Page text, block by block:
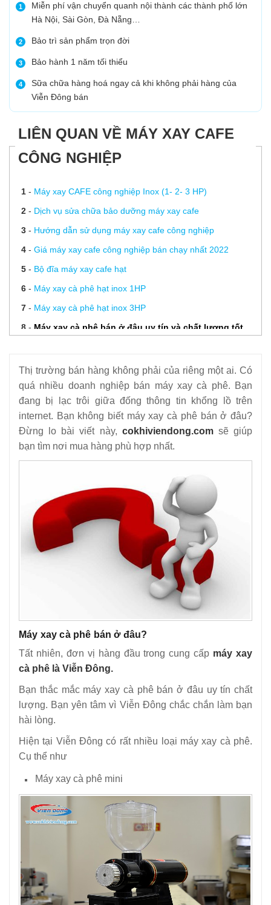
1
Miễn phí vận chuyển quanh nội thành các thành phố lớn
Hà Nội, Sài Gòn, Đà Nẵng…
2 Bảo trì sản phẩm trọn đời
3 Bảo hành 1 năm tối thiểu
4
Sữa chữa hàng hoá ngay cả khi không phải hàng của
Viễn Đông bán
LIÊN QUAN VỀ MÁY XAY CAFE
CÔNG NGHIỆP
1- Máy xay CAFE công nghiệp Inox (1- 2- 3 HP)
2- Dịch vụ sửa chữa bảo dưỡng máy xay cafe
3- Hướng dẫn sử dụng máy xay cafe công nghiệp
4- Giá máy xay cafe công nghiệp bán chạy nhất 2022
5- Bộ đĩa máy xay cafe hạt
6- Máy xay cà phê hạt inox 1HP
7- Máy xay cà phê hạt inox 3HP
8- Máy xay cà phê bán ở đâu uy tín và chất lượng tốt
9- Tại sao sấy cà phê lại là công đoạn quan trọng nhất sau
khi thu hoạch?
10-Tìm ra phương pháp phơi sấy cà phê nhanh chóng, CHI
11-Lựa chọn phương pháp sấy cà phê hiệu quả- Chìa khóa
giúp THU LỢI CAO
Có nên đầu tư nhà sấy cà phê hay không?- Lời khuyên
cho người nông dân
-
Nhà sấy cà phê năng lượng mặt trời – phương pháp sấy
số 1 hiện nay
Máy xay cafe mini 600N
Máy xay cafe mini Eagle 600N
Hướng dẫn sử dụng máy xay cafe mini
Thị trường bán hàng không phải của riêng một ai. Có
quá nhiều doanh nghiệp bán máy xay cà phê. Bạn
đang bị lạc trôi giữa đống thông tin khổng lồ trên
internet. Bạn không biết máy xay cà phê bán ở đâu?
Đừng lo bài viết này, cokhiviendong.com sẽ giúp
bạn tìm nơi mua hàng phù hợp nhất.
Máy xay cà phê bán ở đâu?
Tất nhiên, đơn vị hàng đầu trong cung cấp máy xay
cà phê là Viễn Đông.
Bạn thắc mắc máy xay cà phê bán ở đâu uy tín chất
lượng. Bạn yên tâm vì Viễn Đông chắc chắn làm bạn
hài lòng.
Hiện tại Viễn Đông có rất nhiều loại máy xay cà phê.
Cụ thể như
Máy xay cà phê mini